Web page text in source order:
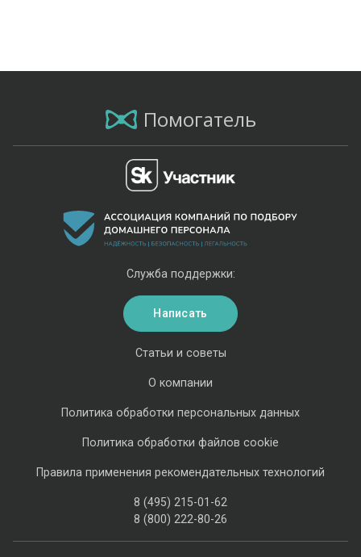
Помогатель
Статьи и советы
О компании
Политика обработки персональных данных
Политика обработки файлов cookie
Правила применения рекомендательных технологий
8 (495) 215-01-62
8 (800) 222-80-26
Служба поддержки:
Написать